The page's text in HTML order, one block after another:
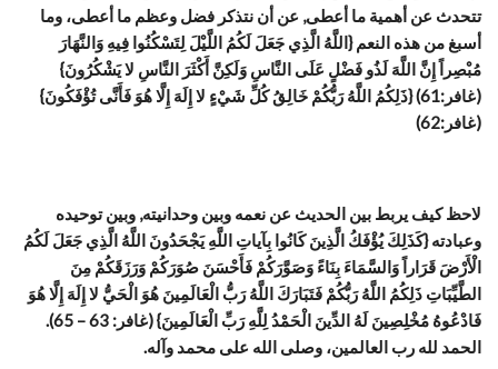
تتحدث عن أهمية ما أعطى, عن أن نتذكر فضل وعظم ما أعطى، وما
أسبغ من هذه النعم {اللَّهُ الَّذِي جَعَلَ لَكُمُ اللَّيْلَ لِتَسْكُنُوا فِيهِ وَالنَّهَارَ
مُبْصِراً إِنَّ اللَّهَ لَذُو فَضْلٍ عَلَى النَّاسِ وَلَكِنَّ أَكْثَرَ النَّاسِ لا يَشْكُرُونَ}
(غافر:61) {ذَلِكُمُ اللَّهُ رَبُّكُمْ خَالِقُ كُلِّ شَيْءٍ لا إِلَهَ إِلَّا هُوَ فَأَنَّى تُؤْفَكُونَ}
(غافر:62)
لاحظ كيف يربط بين الحديث عن نعمه وبين وحدانيته, وبين توحيده
وعبادته {كَذَلِكَ يُؤْفَكُ الَّذِينَ كَانُوا بِآياتِ اللَّهِ يَجْحَدُونَ اللَّهُ الَّذِي جَعَلَ لَكُمُ
الْأَرْضَ قَرَاراً وَالسَّمَاءَ بِنَاءً وَصَوَّرَكُمْ فَأَحْسَنَ صُوَرَكُمْ وَرَزَقَكُمْ مِنَ
الطَّيِّبَاتِ ذَلِكُمُ اللَّهُ رَبُّكُمْ فَتَبَارَكَ اللَّهُ رَبُّ الْعَالَمِينَ هُوَ الْحَيُّ لا إِلَهَ إِلَّا هُوَ
فَادْعُوهُ مُخْلِصِينَ لَهُ الدِّينَ الْحَمْدُ لِلَّهِ رَبِّ الْعَالَمِينَ} (غافر: 63 – 65).
الحمد لله رب العالمين، وصلى الله على محمد وآله.